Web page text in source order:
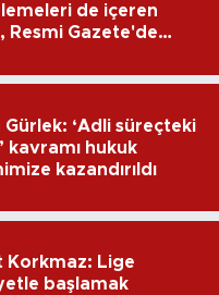
de içeren
Resmi Gazete'de
Gürlek: ‘Adli süreçteki
kavramı hukuk
kazandırıldı
Korkmaz: Lige
başlamak